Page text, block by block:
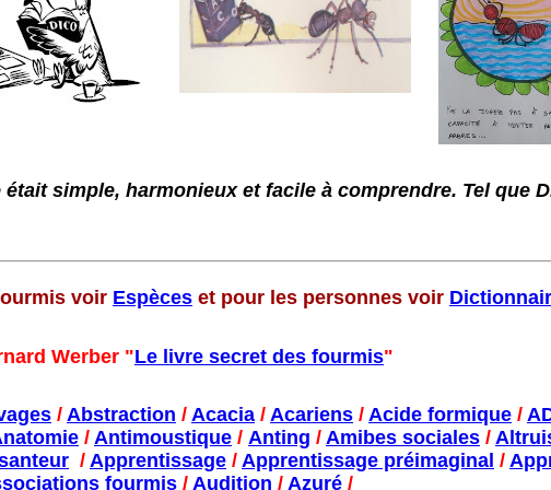
simple, harmonieux et facile à comprendre. Tel que
voir Espèces et pour les personnes voir
Werber "Le livre secret des fourmis"
/ Abstraction / Acacia / Acariens / Acide formique /
/ Antimoustique / Anting / Amibes sociales /
/ Apprentissage / Apprentissage préimaginal /
fourmis / Audition / Azuré /